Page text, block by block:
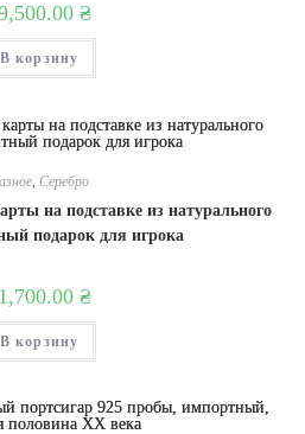
₴
В корзину
, Серебро
на подставке из натурального
подарок для игрока
₴
В корзину